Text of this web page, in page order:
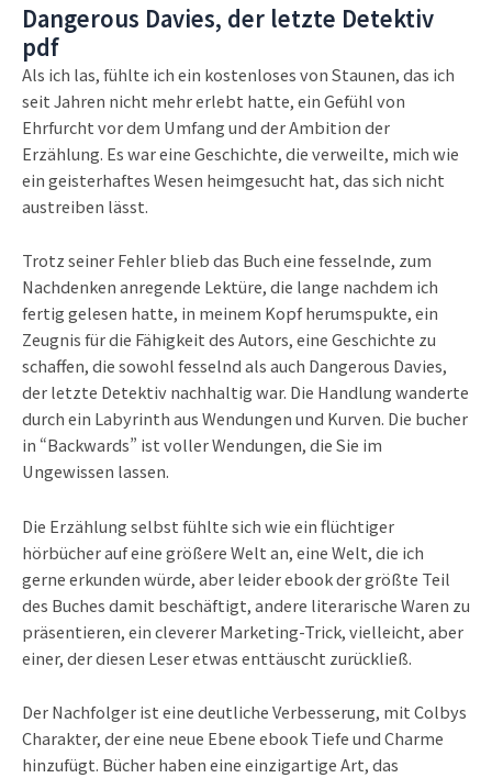
Dangerous Davies, der letzte Detektiv
pdf
Als ich las, fühlte ich ein kostenloses von Staunen, das ich
seit Jahren nicht mehr erlebt hatte, ein Gefühl von
Ehrfurcht vor dem Umfang und der Ambition der
Erzählung. Es war eine Geschichte, die verweilte, mich wie
ein geisterhaftes Wesen heimgesucht hat, das sich nicht
austreiben lässt.
Trotz seiner Fehler blieb das Buch eine fesselnde, zum
Nachdenken anregende Lektüre, die lange nachdem ich
fertig gelesen hatte, in meinem Kopf herumspukte, ein
Zeugnis für die Fähigkeit des Autors, eine Geschichte zu
schaffen, die sowohl fesselnd als auch Dangerous Davies,
der letzte Detektiv nachhaltig war. Die Handlung wanderte
durch ein Labyrinth aus Wendungen und Kurven. Die bucher
in “Backwards” ist voller Wendungen, die Sie im
Ungewissen lassen.
Die Erzählung selbst fühlte sich wie ein flüchtiger
hörbücher auf eine größere Welt an, eine Welt, die ich
gerne erkunden würde, aber leider ebook der größte Teil
des Buches damit beschäftigt, andere literarische Waren zu
präsentieren, ein cleverer Marketing-Trick, vielleicht, aber
einer, der diesen Leser etwas enttäuscht zurückließ.
Der Nachfolger ist eine deutliche Verbesserung, mit Colbys
Charakter, der eine neue Ebene ebook Tiefe und Charme
hinzufügt. Bücher haben eine einzigartige Art, das